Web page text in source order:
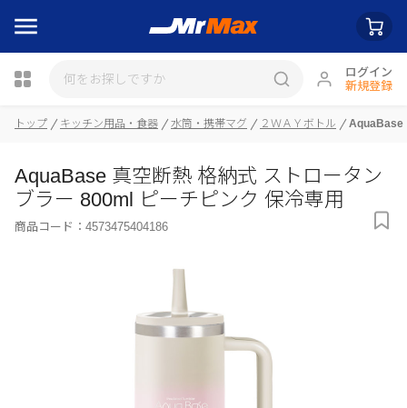
ログイン
新規登録
トップ キッチン用品・食器 水筒・携帯マグ ２ＷＡＹボトル AquaBase
AquaBase 真空断熱 格納式 ストロータン
ブラー 800ml ピーチピンク 保冷専用
商品コード： 4573475404186